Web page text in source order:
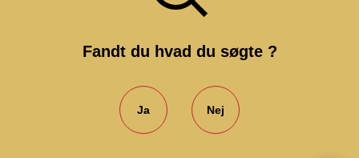
Fandt du hvad du søgte ?
Ja Nej